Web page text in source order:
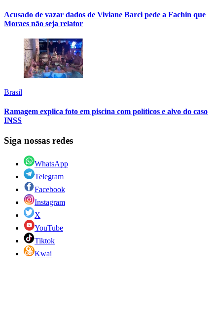
Acusado de vazar dados de Viviane Barci pede a Fachin que
Moraes não seja relator
Brasil
Ramagem explica foto em piscina com políticos e alvo do caso
INSS
Siga nossas redes
WhatsApp
Telegram
Facebook
Instagram
X
YouTube
Tiktok
Kwai